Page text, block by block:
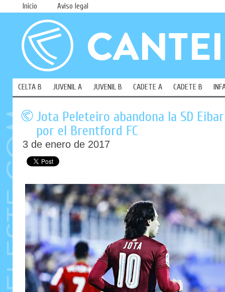
Inicio Aviso legal
CELTA B JUVENIL A JUVENIL B CADETE A CADETE B
Jota Peleteiro abandona la SD
por el Brentford FC
3 de enero de 2017